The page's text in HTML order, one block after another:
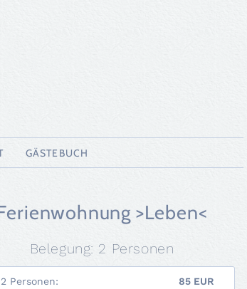
GÄSTEBUCH
>Leben<
Belegung: 2 Personen
Personen:
85 EUR